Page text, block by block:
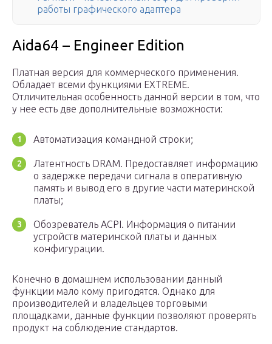
работы графического адаптера
Aida64 – Engineer Edition
Платная версия для коммерческого применения.
Обладает всеми функциями EXTREME.
Отличительная особенность данной версии в том, что
у нее есть две дополнительные возможности:
Автоматизация командной строки;
Латентность DRAM. Предоставляет информацию
о задержке передачи сигнала в оперативную
память и вывод его в другие части материнской
платы;
Обозреватель ACPI. Информация о питании
устройств материнской платы и данных
конфигурации.
Конечно в домашнем использовании данный
функции мало кому пригодятся. Однако для
производителей и владельцев торговыми
площадками, данные функции позволяют проверять
продукт на соблюдение стандартов.